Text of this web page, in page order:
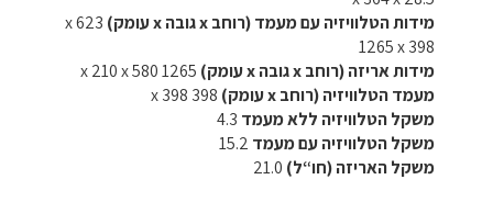
מידות הטלוויזיה עם מעמד (רוחב x גובה x עומק)
623 x
1265 x 398
מידות אריזה (רוחב x גובה x עומק)
מעמד הטלוויזיה (רוחב x עומק)
משקל הטלוויזיה ללא מעמד
משקל הטלוויזיה עם מעמד
משקל האריזה (חו“ל)